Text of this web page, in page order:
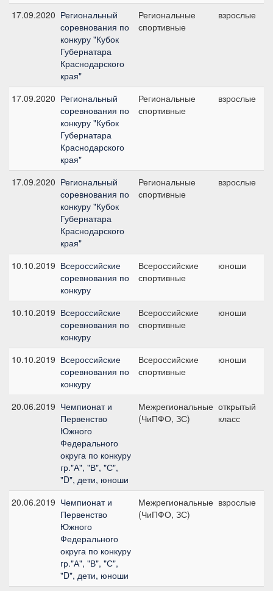
17.09.2020 Региональный
соревнования по
конкуру "Кубок
Губернатара
Краснодарского
края"
Региональные
спортивные
взрослые
17.09.2020 Региональный
соревнования по
конкуру "Кубок
Губернатара
Краснодарского
края"
Региональные
спортивные
взрослые
17.09.2020 Региональный
соревнования по
конкуру "Кубок
Губернатара
Краснодарского
края"
Региональные
спортивные
взрослые
10.10.2019 Всероссийские
соревнования по
конкуру
Всероссийские
спортивные
юноши
10.10.2019 Всероссийские
соревнования по
конкуру
Всероссийские
спортивные
юноши
10.10.2019 Всероссийские
соревнования по
конкуру
Всероссийские
спортивные
юноши
20.06.2019 Чемпионат и
Первенство
Южного
Федерального
округа по конкуру
гр."А", "В", "С",
"D", дети, юноши
Межрегиональные
(ЧиПФО, ЗС)
открытый
класс
20.06.2019 Чемпионат и
Первенство
Южного
Федерального
округа по конкуру
гр."А", "В", "С",
"D", дети, юноши
Межрегиональные
(ЧиПФО, ЗС)
взрослые